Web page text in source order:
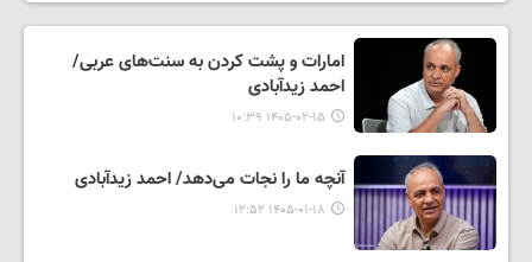
امارات و پشت کردن به سنت‌های عربی/
احمد زیدآبادی
۱۴۰۵-۰۲-۱۵ ۱۰:۳۹
آنچه ما را نجات می‌دهد/ احمد زیدآبادی
۱۴۰۵-۰۱-۱۸ ۱۲:۵۲